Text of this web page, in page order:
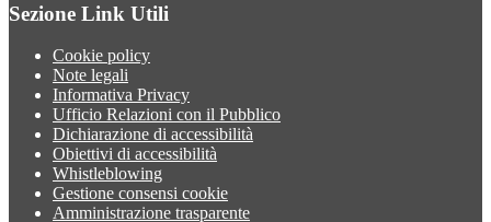
Sezione Link Utili
Cookie policy
Note legali
Informativa Privacy
Ufficio Relazioni con il Pubblico
Dichiarazione di accessibilità
Obiettivi di accessibilità
Whistleblowing
Gestione consensi cookie
Amministrazione trasparente